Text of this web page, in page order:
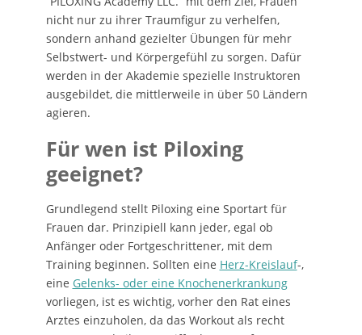
nicht nur zu ihrer Traumfigur zu verhelfen,
sondern anhand gezielter Übungen für mehr
Selbstwert- und Körpergefühl zu sorgen. Dafür
werden in der Akademie spezielle Instruktoren
ausgebildet, die mittlerweile in über 50 Ländern
agieren.
Für wen ist Piloxing
geeignet?
Grundlegend stellt Piloxing eine Sportart für
Frauen dar. Prinzipiell kann jeder, egal ob
Anfänger oder Fortgeschrittener, mit dem
Training beginnen. Sollten eine Herz-Kreislauf-,
eine Gelenks- oder eine Knochenerkrankung
vorliegen, ist es wichtig, vorher den Rat eines
Arztes einzuholen, da das Workout als recht